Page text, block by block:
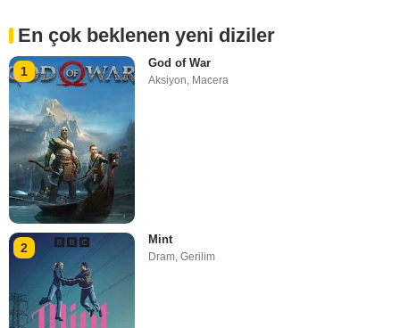
En çok beklenen yeni diziler
1
God of War
Aksiyon Macera
2
Mint
Dram,Gerilim